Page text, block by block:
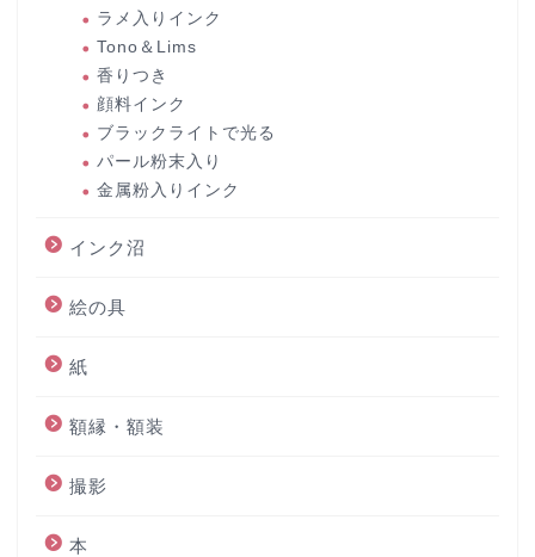
ラメ入りインク
Tono＆Lims
香りつき
顔料インク
ブラックライトで光る
パール粉末入り
金属粉入りインク
インク沼
絵の具
紙
額縁・額装
撮影
本